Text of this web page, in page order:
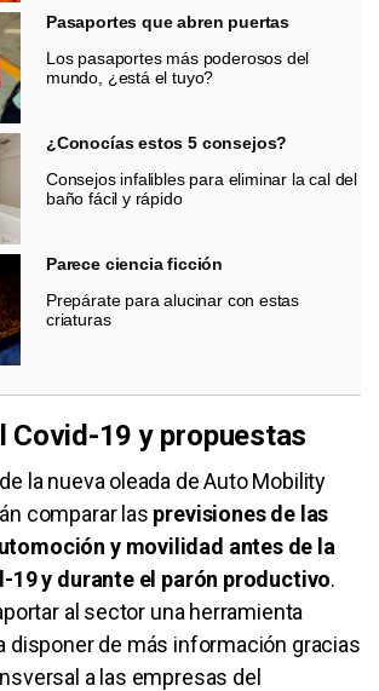
Pasaportes que abren puertas
Los pasaportes más poderosos del
mundo, ¿está el tuyo?
¿Conocías estos 5 consejos?
Consejos infalibles para eliminar la cal del
baño fácil y rápido
Parece ciencia ficción
Prepárate para alucinar con estas
criaturas
Covid-19 y propuestas
la nueva oleada de Auto Mobility
comparar las previsiones de las
y movilidad antes de la
19 y durante el parón productivo.
al sector una herramienta
disponer de más información gracias
a las empresas del